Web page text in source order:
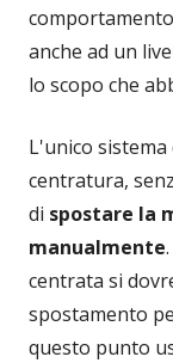
anche ad un
lo scopo che
L'unico
centratura,
di spostare la
manualmente
centrata si
spostamento
questo punto